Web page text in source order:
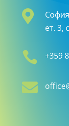

ет. 3,
 +359
